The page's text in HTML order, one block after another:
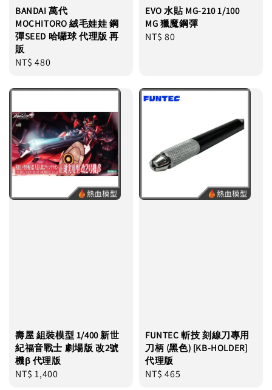
BANDAI 萬代
MOCHITORO 絨毛娃娃 鋼
彈SEED 哈囉球 代理版 再
販
Regular
NT$ 480
EVO 水貼 MG-210 1/100
MG 獵魔鋼彈
Regular
NT$ 80
壽屋 組裝模型 1/400 新世
紀福音戰士 劇場版 改2號
機β 代理版
Regular
NT$ 1,400
FUNTEC 斬技 刻線刀專用
刀柄 (黑色) [KB-HOLDER]
代理版
Regular
NT$ 465